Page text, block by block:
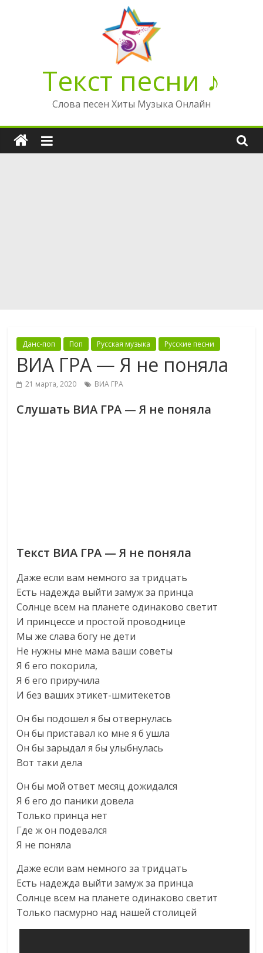
Текст песни ♪
Слова песен Хиты Музыка Онлайн
Данс-поп Поп Русская музыка Русские песни
ВИА ГРА — Я не поняла
21 марта, 2020 ВИА ГРА
Слушать ВИА ГРА — Я не поняла
Текст ВИА ГРА — Я не поняла
Даже если вам немного за тридцать
Есть надежда выйти замуж за принца
Солнце всем на планете одинаково светит
И принцессе и простой проводнице
Мы же слава богу не дети
Не нужны мне мама ваши советы
Я б его покорила,
Я б его приручила
И без ваших этикет-шмитекетов
Он бы подошел я бы отвернулась
Он бы приставал ко мне я б ушла
Он бы зарыдал я бы улыбнулась
Вот таки дела
Он бы мой ответ месяц дожидался
Я б его до паники довела
Только принца нет
Где ж он подевался
Я не поняла
Даже если вам немного за тридцать
Есть надежда выйти замуж за принца
Солнце всем на планете одинаково светит
Только пасмурно над нашей столицей